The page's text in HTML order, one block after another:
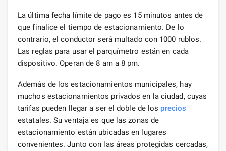
La última fecha límite de pago es 15 minutos antes de
que finalice el tiempo de estacionamiento. De lo
contrario, el conductor será multado con 1000 rublos.
Las reglas para usar el parquímetro están en cada
dispositivo. Operan de 8 am a 8 pm.
Además de los estacionamientos municipales, hay
muchos estacionamientos privados en la ciudad, cuyas
tarifas pueden llegar a ser el doble de los precios
estatales. Su ventaja es que las zonas de
estacionamiento están ubicadas en lugares
convenientes. Junto con las áreas protegidas cercadas,